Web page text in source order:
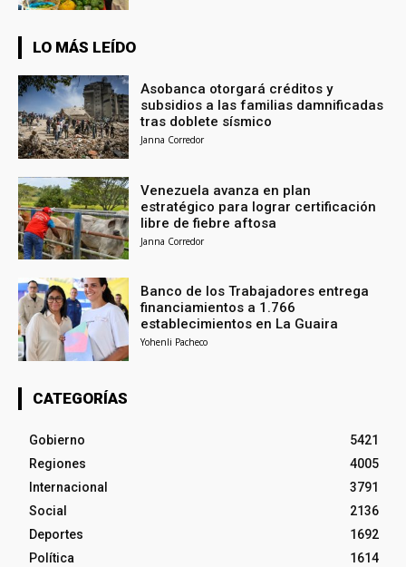
LO MÁS LEÍDO
Asobanca otorgará créditos y
subsidios a las familias damnificadas
tras doblete sísmico
Janna Corredor
Venezuela avanza en plan
estratégico para lograr certificación
libre de fiebre aftosa
Janna Corredor
Banco de los Trabajadores entrega
financiamientos a 1.766
establecimientos en La Guaira
Yohenli Pacheco
CATEGORÍAS
Gobierno
5421
Regiones
4005
Internacional
3791
Social
2136
Deportes
1692
Política
1614